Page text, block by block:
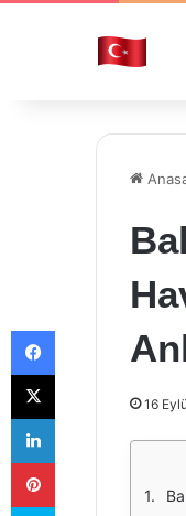
16
Facebook
X
LinkedIn
Pinterest
Skype